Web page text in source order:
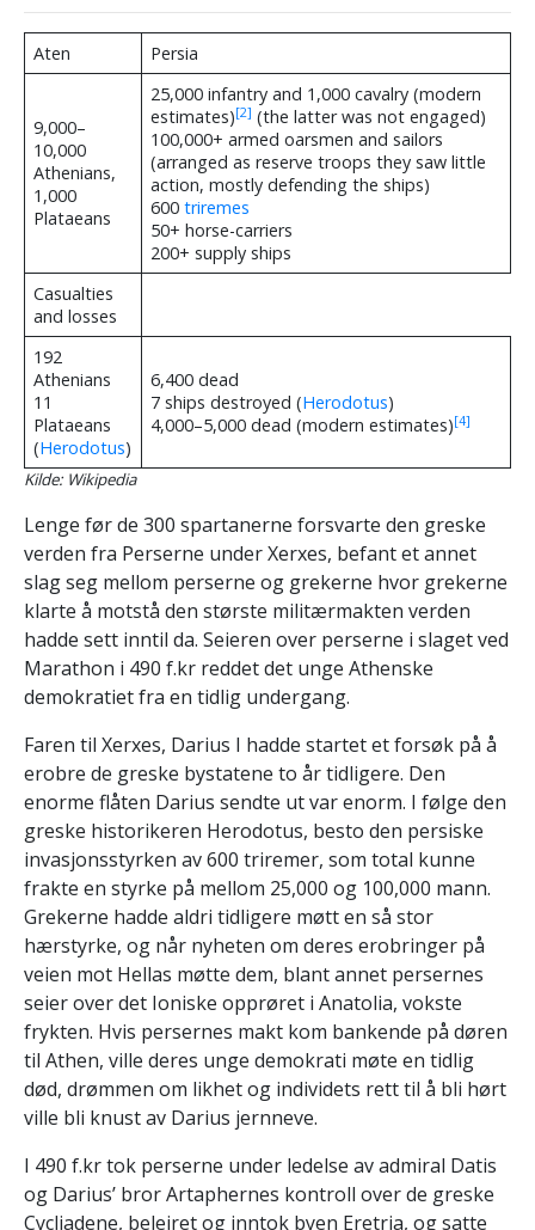
Aten Persia
9,000–
10,000
Athenians,
1,000
Plataeans
25,000 infantry and 1,000 cavalry (modern
estimates)[2] (the latter was not engaged)
100,000+ armed oarsmen and sailors
(arranged as reserve troops they saw little
action, mostly defending the ships)
600triremes
50+ horse-carriers
200+ supply ships
Casualties
and losses
192
Athenians
11
Plataeans
(Herodotus)
6,400 dead
7 ships destroyed (Herodotus)
4,000–5,000 dead (modern estimates)[4]
Kilde: Wikipedia
Lenge før de 300 spartanerne forsvarte den greske
verden fra Perserne under Xerxes, befant et annet
slag seg mellom perserne og grekerne hvor grekerne
klarte å motstå den største militærmakten verden
hadde sett inntil da. Seieren over perserne i slaget ved
Marathon i 490 f.kr reddet det unge Athenske
demokratiet fra en tidlig undergang.
Faren til Xerxes, Darius I hadde startet et forsøk på å
erobre de greske bystatene to år tidligere. Den
enorme flåten Darius sendte ut var enorm. I følge den
greske historikeren Herodotus, besto den persiske
invasjonsstyrken av 600 triremer, som total kunne
frakte en styrke på mellom 25,000 og 100,000 mann.
Grekerne hadde aldri tidligere møtt en så stor
hærstyrke, og når nyheten om deres erobringer på
veien mot Hellas møtte dem, blant annet persernes
seier over det Ioniske opprøret i Anatolia, vokste
frykten. Hvis persernes makt kom bankende på døren
til Athen, ville deres unge demokrati møte en tidlig
død, drømmen om likhet og individets rett til å bli hørt
ville bli knust av Darius jernneve.
I 490 f.kr tok perserne under ledelse av admiral Datis
og Darius’ bror Artaphernes kontroll over de greske
Cycliadene, beleiret og inntok byen Eretria, og satte